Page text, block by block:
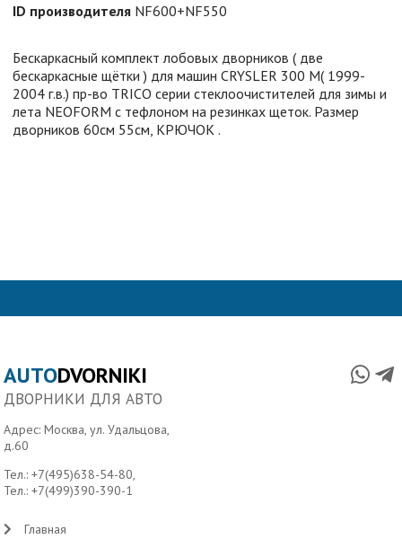
ID производителя NF600+NF550
Бескаркасный комплект лобовых дворников ( две
бескаркасные щётки ) для машин CRYSLER 300 M( 1999-
2004 г.в.) пр-во TRICO серии стеклоочистителей для зимы и
лета NEOFORM с тефлоном на резинках щеток. Размер
дворников 60см 55см, КРЮЧОК .
AUTODVORNIKI
ДВОРНИКИ ДЛЯ АВТО
Адрес: Москва, ул. Удальцова,
д.60
Тел.:+7(495)638-54-80,
Тел.:+7(499)390-390-1
Главная